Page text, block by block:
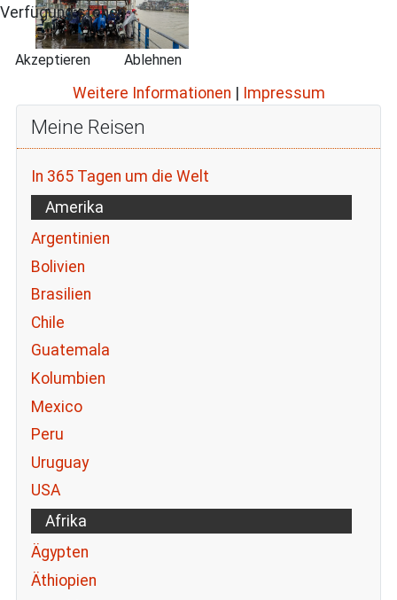
Meine Reisen
In 365 Tagen um die Welt
Amerika
Argentinien
Bolivien
Brasilien
Chile
Guatemala
Kolumbien
Mexico
Peru
Uruguay
USA
Afrika
Ägypten
Äthiopien
Verfügung stehen.
Akzeptieren Ablehnen
Weitere Informationen | Impressum